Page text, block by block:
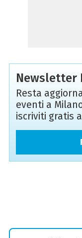
Newsletter
Resta
eventi a
iscriviti gratis